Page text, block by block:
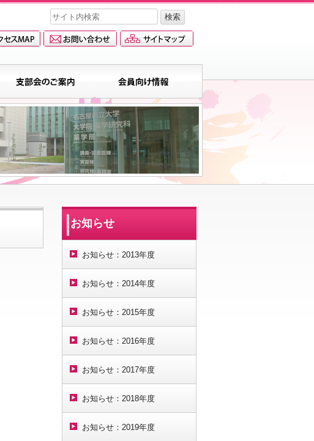
お知らせ
お知らせ：2013年度
お知らせ：2014年度
お知らせ：2015年度
お知らせ：2016年度
お知らせ：2017年度
お知らせ：2018年度
お知らせ：2019年度